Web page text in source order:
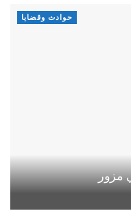
حوادث وقضايا
مزور